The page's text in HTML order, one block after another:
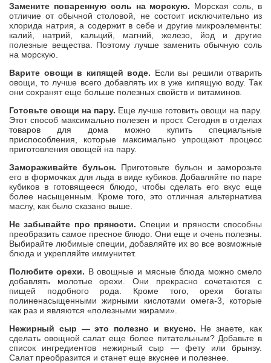
Замените поваренную соль на морскую. Морская соль, в
отличие от обычной столовой, не состоит исключительно из
хлорида натрия, а содержит в себе и другие микроэлементы:
калий, натрий, кальций, магний, железо, йод и другие
полезные вещества. Поэтому лучше заменить обычную соль
на морскую.
Варите овощи в кипящей воде. Если вы решили отварить
овощи, то лучше всего добавлять их в уже кипящую воду. Так
они сохранят еще больше полезных свойств и витаминов.
Готовьте овощи на пару. Еще лучше готовить овощи на пару.
Этот способ максимально полезен и прост. Сегодня в отделах
товаров для дома можно купить специальные
приспособления, которые максимально упрощают процесс
приготовления овощей на пару.
Замораживайте бульон. Приготовьте бульон и заморозьте
его в формочках для льда в виде кубиков. Добавляйте по паре
кубиков в готовящееся блюдо, чтобы сделать его вкус еще
более насыщенным. Кроме того, это отличная альтернатива
маслу, как было сказано выше.
Не забывайте про пряности.Специи и пряности способны
преобразить самое пресное блюдо. Они еще и очень полезны.
Выбирайте любимые специи, добавляйте их во все возможные
блюда и укрепляйте иммунитет.
Полюбите орехи. В овощные и мясные блюда можно смело
добавлять молотые орехи. Они прекрасно сочетаются с
пищей подобного рода. Кроме того, орехи богаты
полиненасыщенными жирными кислотами омега-3, которые
как раз и являются «полезными жирами».
Нежирный сыр — это полезно и вкусно. Не знаете, как
сделать овощной салат еще более питательным? Добавьте в
список ингредиентов нежирный сыр — фету или брынзу.
Салат преобразится и станет еще вкуснее и полезнее.